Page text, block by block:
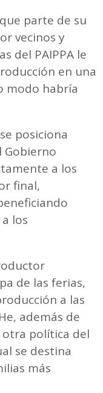
parte de su
vecinos y
del PAIPPA le
en una
modo habría
posiciona
Gobierno
a los
final,
los
de las ferias,
a las
además de
otra política del
se destina
más